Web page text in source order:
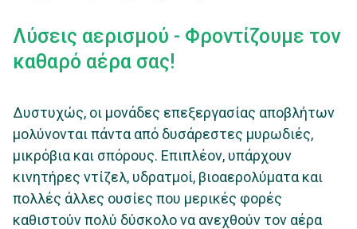
Λύσεις αερισμού - Φροντίζουμε τον
καθαρό αέρα σας!
Δυστυχώς, οι μονάδες επεξεργασίας αποβλήτων
μολύνονται πάντα από δυσάρεστες μυρωδιές,
μικρόβια και σπόρους. Επιπλέον, υπάρχουν
κινητήρες ντίζελ, υδρατμοί, βιοαερολύματα και
πολλές άλλες ουσίες που μερικές φορές
καθιστούν πολύ δύσκολο να ανεχθούν τον αέρα